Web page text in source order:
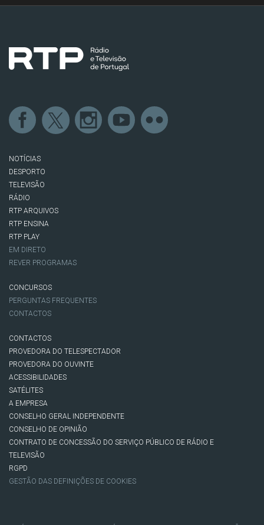
NOTÍCIAS
DESPORTO
TELEVISÃO
RÁDIO
RTP ARQUIVOS
RTP ENSINA
RTP PLAY
EM DIRETO
REVER PROGRAMAS
CONCURSOS
PERGUNTAS FREQUENTES
CONTACTOS
CONTACTOS
PROVEDORA DO TELESPECTADOR
PROVEDORA DO OUVINTE
ACESSIBILIDADES
SATÉLITES
A EMPRESA
CONSELHO GERAL INDEPENDENTE
CONSELHO DE OPINIÃO
CONTRATO DE CONCESSÃO DO SERVIÇO PÚBLICO DE RÁDIO E
TELEVISÃO
RGPD
GESTÃO DAS DEFINIÇÕES DE COOKIES